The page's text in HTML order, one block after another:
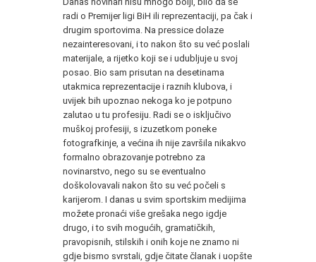
radi o Premijer ligi BiH ili reprezentaciji, pa čak i
drugim sportovima. Na pressice dolaze
nezainteresovani, i to nakon što su već poslali
materijale, a rijetko koji se i udubljuje u svoj
posao. Bio sam prisutan na desetinama
utakmica reprezentacije i raznih klubova, i
uvijek bih upoznao nekoga ko je potpuno
zalutao u tu profesiju. Radi se o isključivo
muškoj profesiji, s izuzetkom poneke
fotografkinje, a većina ih nije završila nikakvo
formalno obrazovanje potrebno za
novinarstvo, nego su se eventualno
doškolovavali nakon što su već počeli s
karijerom. I danas u svim sportskim medijima
možete pronaći više grešaka nego igdje
drugo, i to svih mogućih, gramatičkih,
pravopisnih, stilskih i onih koje ne znamo ni
gdje bismo svrstali, gdje čitate članak i uopšte